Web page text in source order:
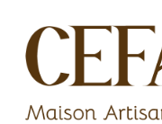
contenu